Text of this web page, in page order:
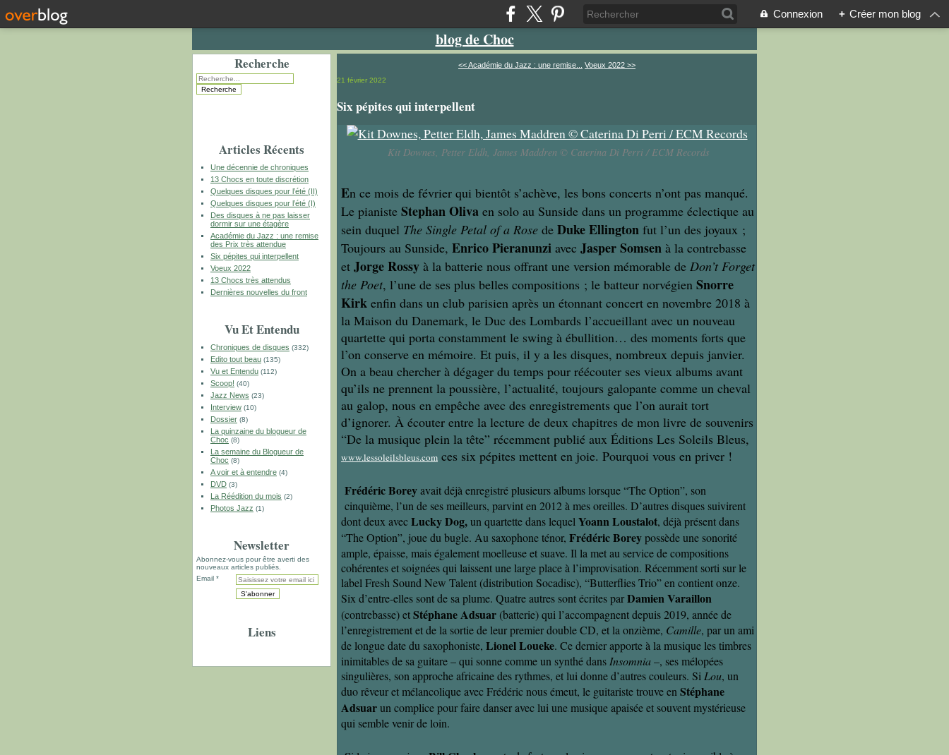
Connexion + Créer mon blog
blog de Choc
Recherche
Articles Récents
Une décennie de chroniques
13 Chocs en toute discrétion
Quelques disques pour l’été (II)
Quelques disques pour l’été (I)
Des disques à ne pas laisser
dormir sur une étagère
Académie du Jazz : une remise
des Prix très attendue
Six pépites qui interpellent
Voeux 2022
13 Chocs très attendus
Dernières nouvelles du front
Vu Et Entendu
Chroniques de disques (332)
Edito tout beau (135)
Vu et Entendu (112)
Scoop! (40)
Jazz News (23)
Interview (10)
Dossier (8)
La quinzaine du blogueur de
Choc (8)
La semaine du Blogueur de
Choc (8)
A voir et à entendre (4)
DVD (3)
La Réédition du mois (2)
Photos Jazz (1)
Newsletter
Abonnez-vous pour être averti des
nouveaux articles publiés.
Email
Liens
<< Académie du Jazz : une remise... Voeux 2022 >>
21 février 2022
Six pépites qui interpellent
Kit Downes, Petter Eldh, James Maddren © Caterina Di Perri / ECM Records
En ce mois de février qui bientôt s’achève, les bons concerts n’ont pas manqué.
Le pianiste Stephan Oliva en solo au Sunside dans un programme éclectique au
sein duquel The Single Petal of a Rose de Duke Ellington fut l’un des joyaux ;
Toujours au Sunside, Enrico Pieranunzi avec Jasper Somsen à la contrebasse
et Jorge Rossy à la batterie nous offrant une version mémorable de Don’t Forget
the Poet, l’une de ses plus belles compositions ; le batteur norvégien Snorre
Kirk enfin dans un club parisien après un étonnant concert en novembre 2018 à
la Maison du Danemark, le Duc des Lombards l’accueillant avec un nouveau
quartette qui porta constamment le swing à ébullition… des moments forts que
l’on conserve en mémoire. Et puis, il y a les disques, nombreux depuis janvier.
On a beau chercher à dégager du temps pour réécouter ses vieux albums avant
qu’ils ne prennent la poussière, l’actualité, toujours galopante comme un cheval
au galop, nous en empêche avec des enregistrements que l’on aurait tort
d’ignorer. À écouter entre la lecture de deux chapitres de mon livre de souvenirs
“De la musique plein la tête” récemment publié aux Éditions Les Soleils Bleus,
www.lessoleilsbleus.com ces six pépites mettent en joie. Pourquoi vous en priver !
Frédéric Boreyavait déjà enregistré plusieurs albums lorsque “The Option”, son
cinquième, l’un de ses meilleurs, parvint en 2012 à mes oreilles. D’autres disques suivirent
dont deux avecLucky Dog,un quartette dans lequelYoann Loustalot, déjà présent dans
“The Option”, joue du bugle. Au saxophone ténor, Frédéric Boreypossède une sonorité
ample, épaisse, mais également moelleuse et suave. Il la met au service de compositions
cohérentes et soignées qui laissent une large place à l’improvisation. Récemment sorti sur le
label Fresh Sound New Talent (distribution Socadisc), “Butterflies Trio” en contient onze.
Six d’entre-elles sont de sa plume. Quatre autres sont écrites parDamien Varaillon
(contrebasse) etStéphane Adsuar (batterie) qui l’accompagnent depuis 2019, année de
l’enregistrement et de la sortie de leur premier double CD, et la onzième, Camille, par un ami
de longue date du saxophoniste, Lionel Loueke. Ce dernier apporte à la musique les timbres
inimitables de sa guitare – qui sonne comme un synthé dansInsomnia–, ses mélopées
singulières, son approche africaine des rythmes, et lui donne d’autres couleurs. SiLou, un
duo rêveur et mélancolique avec Frédéric nous émeut, le guitariste trouve enStéphane
Adsuarun complice pour faire danser avec lui une musique apaisée et souvent mystérieuse
qui semble venir de loin.